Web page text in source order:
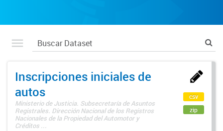
Inscripciones iniciales de
autos
Ministerio de Justicia. Subsecretaría de Asuntos
Registrales. Dirección Nacional de los Registros
Nacionales de la Propiedad del Automotor y
Créditos ...
csv
zip